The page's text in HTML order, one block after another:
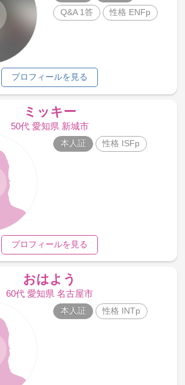
Q&A 1答
性格 ENFp
プロフィールを見る
ミッキー
50代 愛知県 新城市
本人証 性格 ISFp
プロフィールを見る
おはよう
60代 愛知県 名古屋市
本人証 性格 INTp